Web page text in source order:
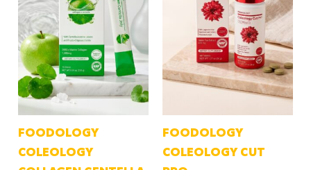
FOODOLOGY
COLEOLOGY
FOODOLOGY
COLEOLOGY CUT